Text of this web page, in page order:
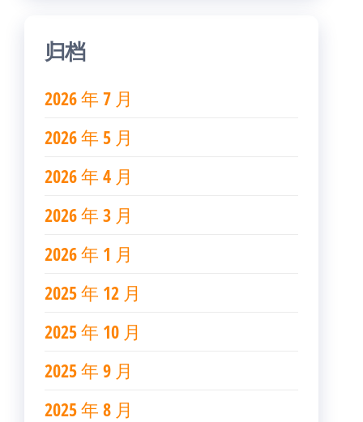
归档
2026 年 7 月
2026 年 5 月
2026 年 4 月
2026 年 3 月
2026 年 1 月
2025 年 12 月
2025 年 10 月
2025 年 9 月
2025 年 8 月